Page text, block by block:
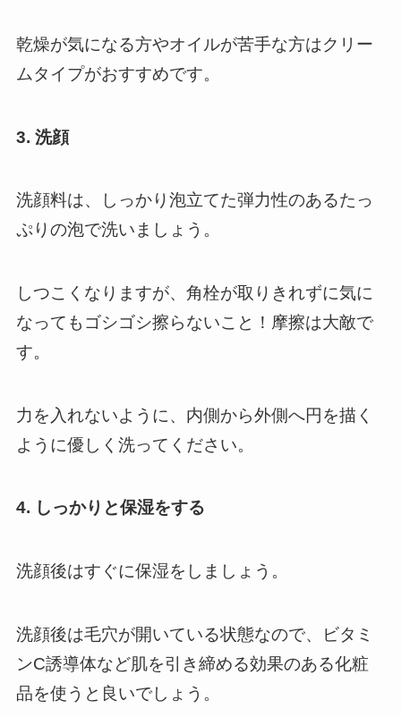
乾燥が気になる方やオイルが苦手な方はクリー
ムタイプがおすすめです。
3. 洗顔
洗顔料は、しっかり泡立てた弾力性のあるたっ
ぷりの泡で洗いましょう。
しつこくなりますが、角栓が取りきれずに気に
なってもゴシゴシ擦らないこと！摩擦は大敵で
す。
力を入れないように、内側から外側へ円を描く
ように優しく洗ってください。
4. しっかりと保湿をする
洗顔後はすぐに保湿をしましょう。
洗顔後は毛穴が開いている状態なので、ビタミ
ンC誘導体など肌を引き締める効果のある化粧
品を使うと良いでしょう。